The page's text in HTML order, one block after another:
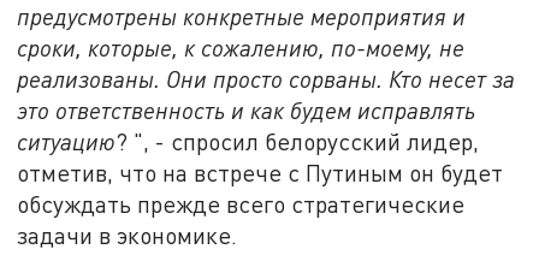
предусмотрены конкретные мероприятия и
сроки, которые, к сожалению, по-моему, не
реализованы. Они просто сорваны. Кто несет за
это ответственность и как будем исправлять
ситуацию? ", - спросил белорусский лидер,
отметив, что на встрече с Путиным он будет
обсуждать прежде всего стратегические
задачи в экономике.